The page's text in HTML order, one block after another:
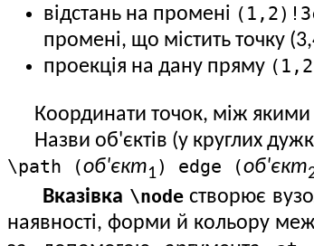
відстань на промені
промені, що містить точку
проекція на дану пряму
Координати точок, між якими
Назви об'єктів (у круглих
\path (об'єкт1) edge (об'єкт
Вказівка \nodeстворює
наявності, форми й кольору